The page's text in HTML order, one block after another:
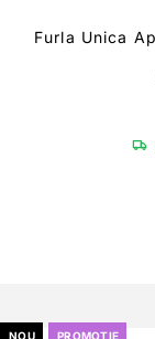
Furla Unica
NOU PROMOTIE